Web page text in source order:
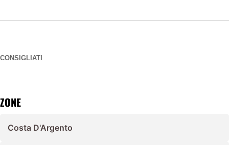
CONSIGLIATI
ZONE
Costa D'Argento